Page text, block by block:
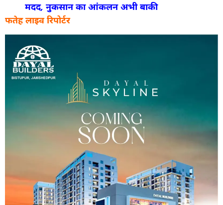
मदद, नुकसान का आंकलन अभी बाकी
फतेह लाइव रिपोर्टर